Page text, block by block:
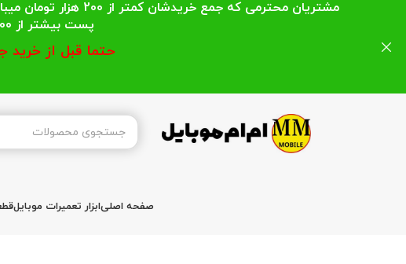
صفحه اصلیابزار تعمیرات موبایل
مشتریان محترمی
پست بیشتر از 200 هزار تومان میباشد اگر به صرفه است خرید خود را انجام دهند.
حتما قبل از